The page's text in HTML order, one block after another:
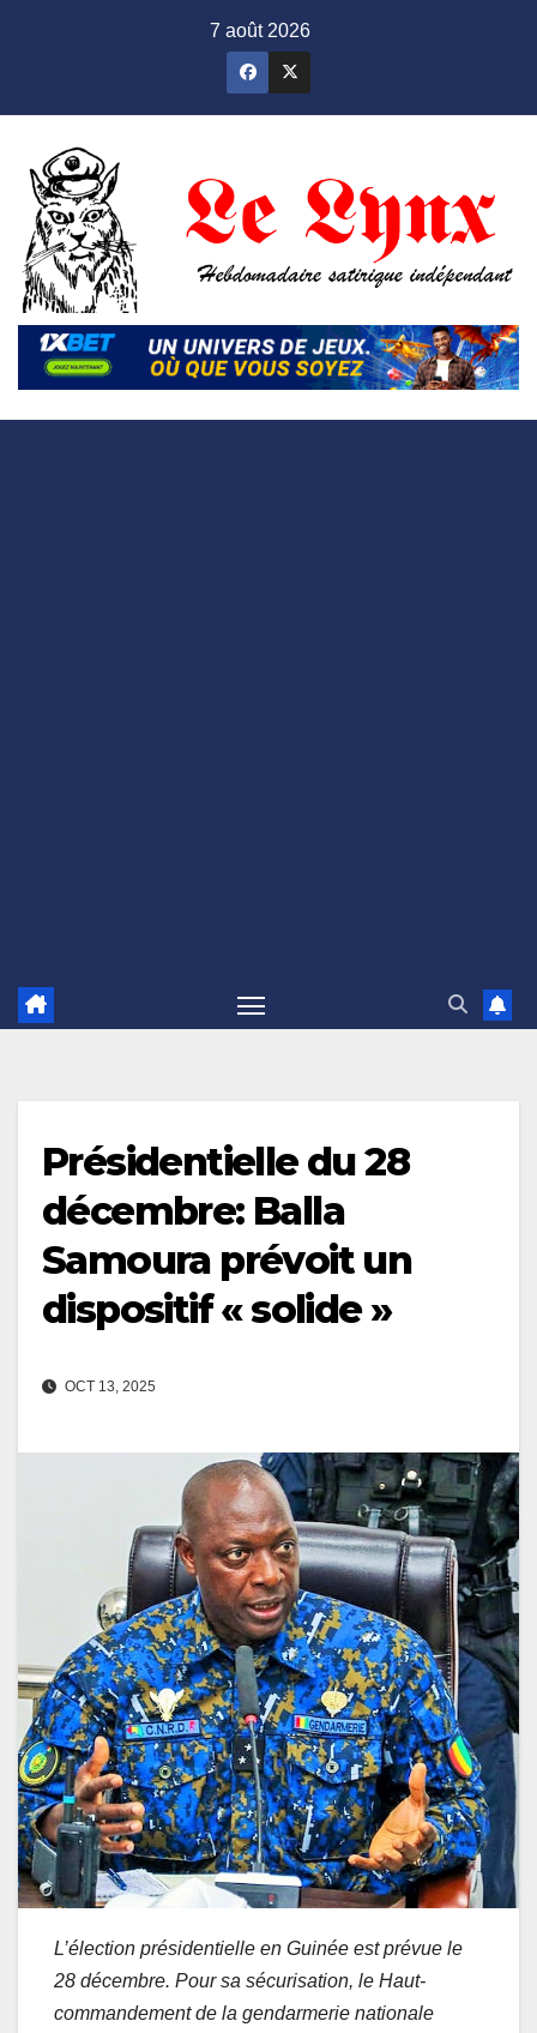
7 août 2026
Présidentielle du 28
décembre: Balla
Samoura prévoit un
dispositif « solide »
OCT 13, 2025
L’élection présidentielle en Guinée est prévue le
28 décembre. Pour sa sécurisation, le Haut-
commandement de la gendarmerie nationale